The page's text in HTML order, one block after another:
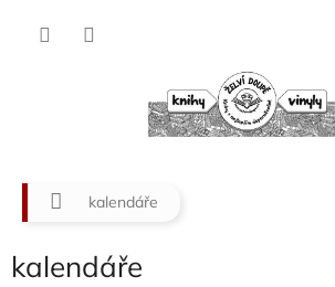
Domů
kalendáře
kalendáře